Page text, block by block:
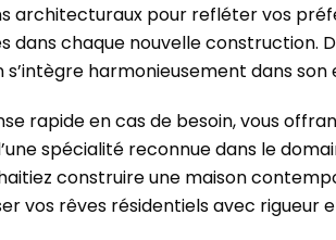
architecturaux pour refléter vos
dans chaque nouvelle
harmonieusement dans son
rapide en cas de besoin, vous
spécialité reconnue dans le
construire une maison
vos rêves résidentiels avec rigueur